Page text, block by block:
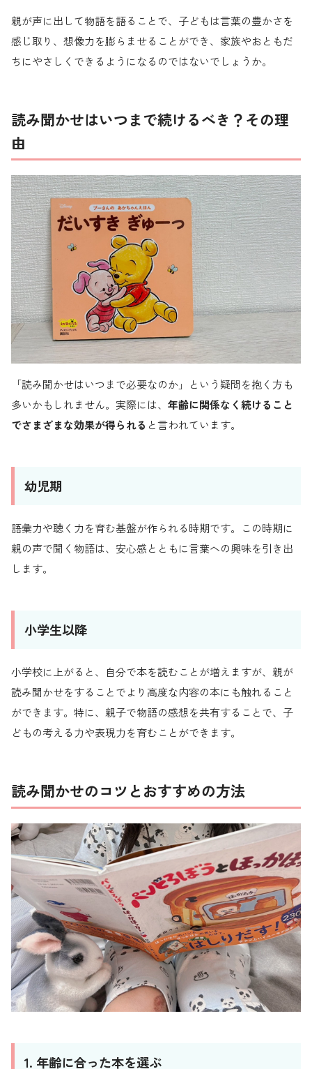
親が声に出して物語を語ることで、子どもは言葉の豊かさを
感じ取り、想像力を膨らませることができ、家族やおともだ
ちにやさしくできるようになるのではないでしょうか。
読み聞かせはいつまで続けるべき？その理
由
「読み聞かせはいつまで必要なのか」という疑問を抱く方も
多いかもしれません。実際には、 年齢に関係なく続けること
でさまざまな効果が得られる と言われています。
幼児期
語彙力や聴く力を育む基盤が作られる時期です。この時期に
親の声で聞く物語は、安心感とともに言葉への興味を引き出
します。
小学生以降
小学校に上がると、自分で本を読むことが増えますが、親が
読み聞かせをすることでより高度な内容の本にも触れること
ができます。特に、親子で物語の感想を共有することで、子
どもの考える力や表現力を育むことができます。
読み聞かせのコツとおすすめの方法
1. 年齢に合った本を選ぶ